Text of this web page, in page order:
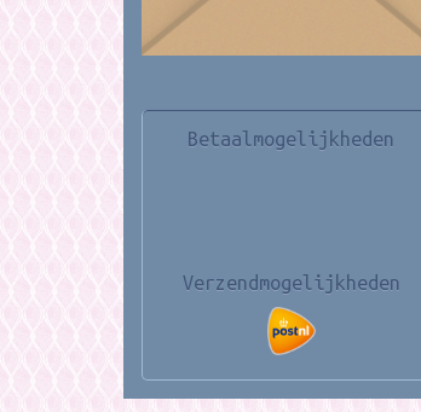
Betaalmogelijkheden
Verzendmogelijkheden